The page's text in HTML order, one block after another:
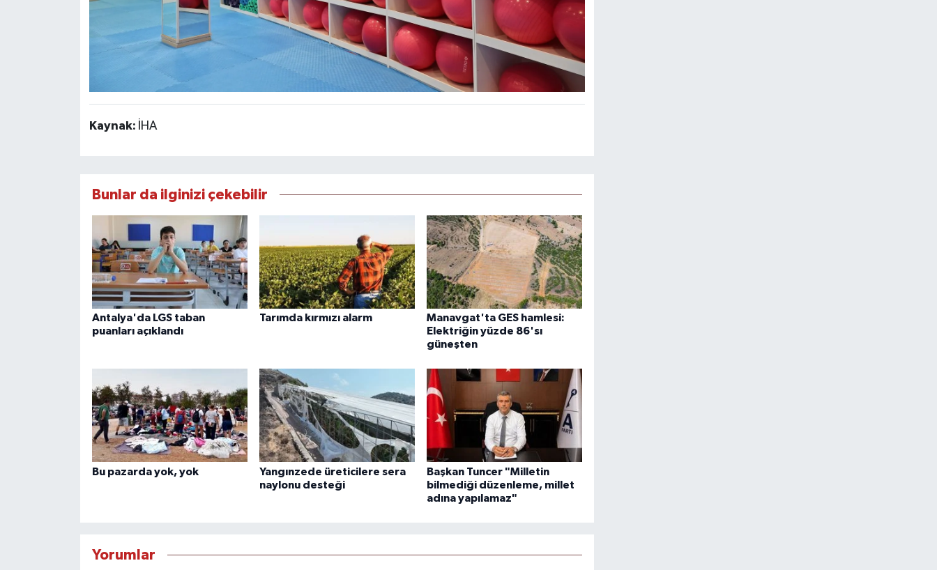
Kaynak: İHA
Bunlar da ilginizi çekebilir
Antalya'da LGS taban
puanları açıklandı
Tarımda kırmızı alarm
Manavgat'ta GES hamlesi:
Elektriğin yüzde 86'sı
güneşten
Bu pazarda yok, yok
Yangınzede üreticilere sera
naylonu desteği
Başkan Tuncer "Milletin
bilmediği düzenleme, millet
adına yapılamaz"
Yorumlar